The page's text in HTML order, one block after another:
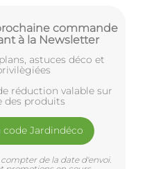
commande
à la Newsletter
astuces déco et
réduction valable sur
des produits
Jardindéco
de la date d'envoi.